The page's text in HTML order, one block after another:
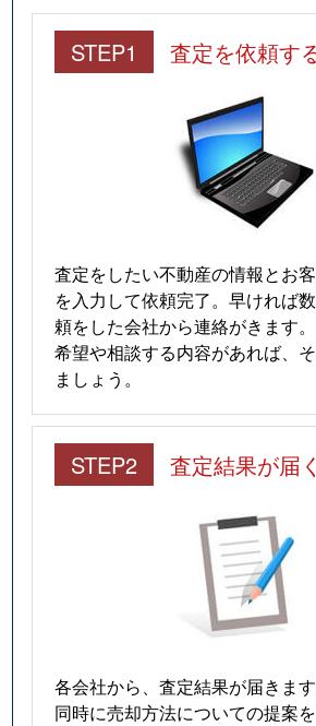
STEP1 査定を依頼す
査定をしたい不動産の情報とお
を入力して依頼完了。早ければ
頼をした会社から連絡がきます。
希望や相談する内容があれば、
ましょう。
STEP2 査定結果が届く
各会社から、査定結果が届きます
同時に売却方法についての提案